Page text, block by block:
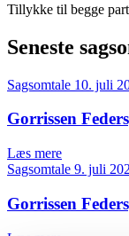
Tillykke til begge
Seneste
Sagsomtale 10. juli
Gorrissen
Læs mere
Sagsomtale 9. juli
Gorrissen